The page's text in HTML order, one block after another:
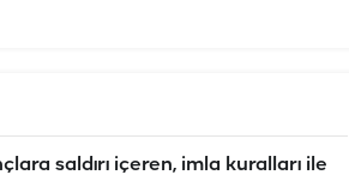
saldırı içeren, imla kuralları ile